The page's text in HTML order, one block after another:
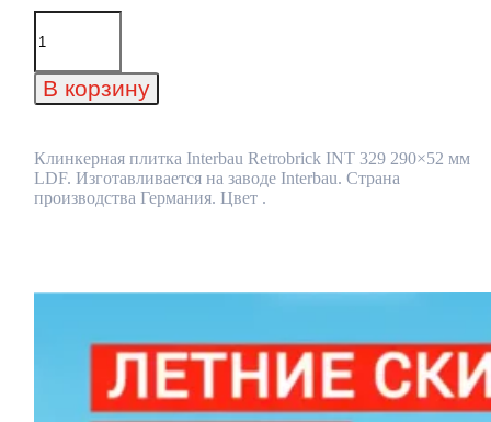
Количество
товара
плитка
Interbau
329
290x52
мм
В корзину
Клинкерная плитка Interbau Retrobrick INT 329 290×52 мм
LDF. Изготавливается на заводе Interbau. Страна
производства Германия. Цвет .